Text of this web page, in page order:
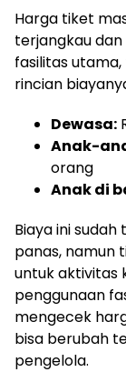
Harga tiket
terjangkau
fasilitas
rincian
Dewasa:
Anak-
orang
Anak di
Biaya ini
panas, namun
untuk aktivitas
penggunaan
mengecek
bisa berubah
pengelola.